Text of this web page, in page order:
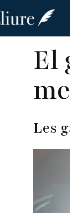
El
Les